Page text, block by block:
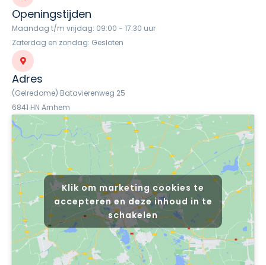
Openingstijden
Maandag t/m vrijdag: 09:00 - 17:30 uur
Zaterdag en zondag: Gesloten
Adres
(Gelredome) Batavierenweg 25
6841 HN Arnhem
Klik om marketing cookies te
accepteren en deze inhoud in te
schakelen